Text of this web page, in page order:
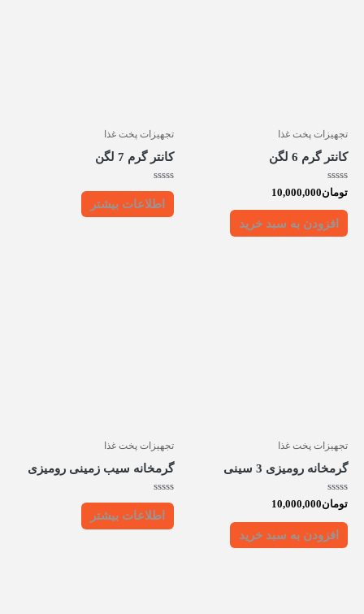
تجهیزات پخت غذا
کانتر گرم 6 لگن
امتیاز
0
از
تومان10,000,000
افزودن به سبد خرید
تجهیزات پخت غذا
کانتر گرم 7 لگن
امتیاز
5
اطلاعات بیشتر
تجهیزات پخت غذا
گرمخانه رومیزی 3 سینی
امتیاز
0
از
تومان10,000,000
افزودن به سبد خرید
تجهیزات پخت غذا
گرمخانه سیب زمینی رومیزی
امتیاز
5
اطلاعات بیشتر